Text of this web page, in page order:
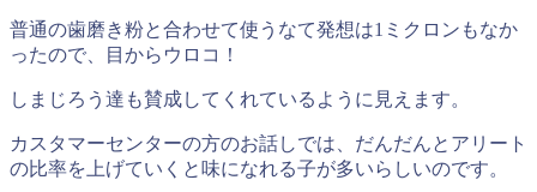
普通の歯磨き粉と合わせて使うなて発想は1ミクロンもなか
ったので、目からウロコ！
しまじろう達も賛成してくれているように見えます。
カスタマーセンターの方のお話しでは、だんだんとアリート
の比率を上げていくと味になれる子が多いらしいのです。